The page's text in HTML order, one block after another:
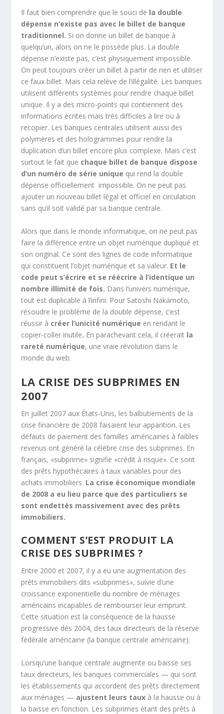
Il faut bien comprendre que le souci de la double
dépense n’existe pas avec le billet de banque
traditionnel. Si on donne un billet de banque à
quelqu’un, alors on ne le possède plus. La double
dépense n’existe pas, c’est physiquement impossible.
On peut toujours créer un billet à partir de rien et utiliser
ce faux billet. Mais cela relève de l’illégalité. Les banques
utilisent différents systèmes pour rendre chaque billet
unique. Il y a des micro-points qui contiennent des
informations écrites mais très difficiles à lire ou à
recopier. Les banques centrales utilisent aussi des
polymères et des hologrammes pour rendre la
duplication d’un billet encore plus complexe. Mais c’est
surtout le fait que chaque billet de banque dispose
d’un numéro de série unique qui rend la double
dépense officiellement impossible. On ne peut pas
ajouter un nouveau billet légal et officiel en circulation
sans qu’il soit validé par sa banque centrale.
Alors que dans le monde informatique, on ne peut pas
faire la différence entre un objet numérique dupliqué et
son original. Ce sont des lignes de code informatique
qui constituent l’objet numérique et sa valeur. Et le
code peut s’écrire et se réécrire à l’identique un
nombre illimité de fois. Dans l’univers numérique,
tout est duplicable à l’infini. Pour Satoshi Nakamoto,
résoudre le problème de la double dépense, c’est
réussir à créer l’unicité numérique en rendant le
copier-coller inutile. En parachevant cela, il créerait la
rareté numérique, une vraie révolution dans le
monde du web.
LA CRISE DES SUBPRIMES EN
2007
En juillet 2007 aux États-Unis, les balbutiements de la
crise financière de 2008 faisaient leur apparition. Les
défauts de paiement des familles américaines à faibles
revenus ont généré la célèbre crise des subprimes. En
français, «subprime» signifie «crédit à risque». Ce sont
des prêts hypothécaires à taux variables pour des
achats immobiliers. La crise économique mondiale
de 2008 a eu lieu parce que des particuliers se
sont endettés massivement avec des prêts
immobiliers.
COMMENT S’EST PRODUIT LA
CRISE DES SUBPRIMES ?
Entre 2000 et 2007, il y a eu une augmentation des
prêts immobiliers dits «subprimes», suivie d’une
croissance exponentielle du nombre de ménages
américains incapables de rembourser leur emprunt.
Cette situation est la conséquence de la hausse
progressive dès 2004, des taux directeurs de la réserve
fédérale américaine (la banque centrale américaine).
Lorsqu’une banque centrale augmente ou baisse ses
taux directeurs, les banques commerciales — qui sont
les établissements qui accordent des prêts directement
aux ménages — ajustent leurs taux à la hausse ou à
la baisse en fonction. Les subprimes étant des prêts à